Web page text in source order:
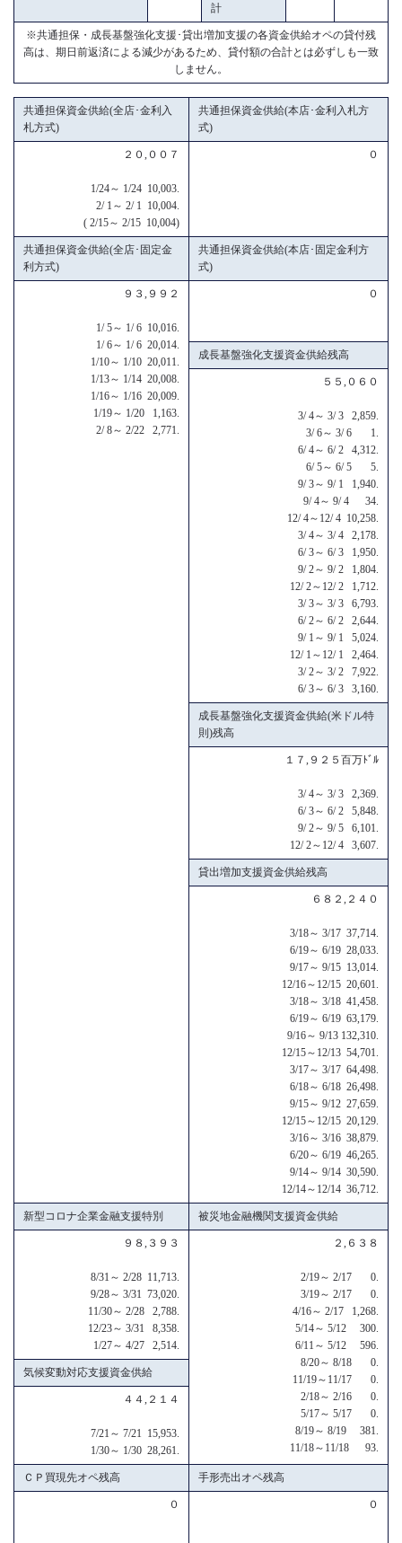
計
※共通担保・成長基盤強化支援･貸出増加支援の各資金供給オペの貸付残
高は、期日前返済による減少があるため、貸付額の合計とは必ずしも一致
しません。
共通担保資金供給(全店･金利入
札方式)
共通担保資金供給(本店･金利入札方
式)
２０,００７
1/24～ 1/24 10,003.
2/ 1～ 2/ 1 10,004.
( 2/15～ 2/15 10,004)
０
共通担保資金供給(全店･固定金
利方式)
共通担保資金供給(本店･固定金利方
式)
９３,９９２
1/ 5～ 1/ 6 10,016.
1/ 6～ 1/ 6 20,014.
1/10～ 1/10 20,011.
1/13～ 1/14 20,008.
1/16～ 1/16 20,009.
1/19～ 1/20 1,163.
2/ 8～ 2/22 2,771.
０
成長基盤強化支援資金供給残高
５５,０６０
3/ 4～ 3/ 3 2,859.
3/ 6～ 3/ 6 1.
6/ 4～ 6/ 2 4,312.
6/ 5～ 6/ 5 5.
9/ 3～ 9/ 1 1,940.
9/ 4～ 9/ 4 34.
12/ 4～12/ 4 10,258.
3/ 4～ 3/ 4 2,178.
6/ 3～ 6/ 3 1,950.
9/ 2～ 9/ 2 1,804.
12/ 2～12/ 2 1,712.
3/ 3～ 3/ 3 6,793.
6/ 2～ 6/ 2 2,644.
9/ 1～ 9/ 1 5,024.
12/ 1～12/ 1 2,464.
3/ 2～ 3/ 2 7,922.
6/ 3～ 6/ 3 3,160.
成長基盤強化支援資金供給(米ドル特
則)残高
１７,９２５百万ﾄﾞﾙ
3/ 4～ 3/ 3 2,369.
6/ 3～ 6/ 2 5,848.
9/ 2～ 9/ 5 6,101.
12/ 2～12/ 4 3,607.
貸出増加支援資金供給残高
６８２,２４０
3/18～ 3/17 37,714.
6/19～ 6/19 28,033.
9/17～ 9/15 13,014.
12/16～12/15 20,601.
3/18～ 3/18 41,458.
6/19～ 6/19 63,179.
9/16～ 9/13 132,310.
12/15～12/13 54,701.
3/17～ 3/17 64,498.
6/18～ 6/18 26,498.
9/15～ 9/12 27,659.
12/15～12/15 20,129.
3/16～ 3/16 38,879.
6/20～ 6/19 46,265.
9/14～ 9/14 30,590.
12/14～12/14 36,712.
新型コロナ企業金融支援特別 被災地金融機関支援資金供給
９８,３９３
8/31～ 2/28 11,713.
9/28～ 3/31 73,020.
11/30～ 2/28 2,788.
12/23～ 3/31 8,358.
1/27～ 4/27 2,514.
２,６３８
2/19～ 2/17 0.
3/19～ 2/17 0.
4/16～ 2/17 1,268.
5/14～ 5/12 300.
6/11～ 5/12 596.
8/20～ 8/18 0.
11/19～11/17 0.
2/18～ 2/16 0.
5/17～ 5/17 0.
8/19～ 8/19 381.
11/18～11/18 93.
気候変動対応支援資金供給
４４,２１４
7/21～ 7/21 15,953.
1/30～ 1/30 28,261.
ＣＰ買現先オペ残高 手形売出オペ残高
０ ０